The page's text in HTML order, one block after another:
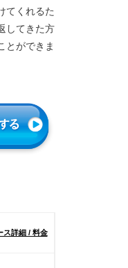
てくれるた
してきた方
とができま
ス詳細 / 料金